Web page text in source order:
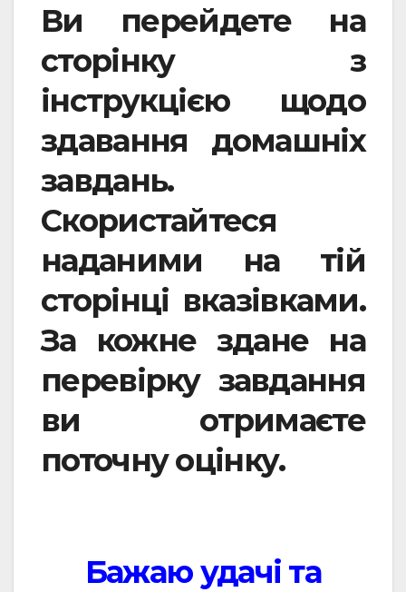
Ви перейдете на
сторінку з
інструкцією щодо
здавання домашніх
завдань.
Скористайтеся
наданими на тій
сторінці вказівками.
За кожне здане на
перевірку завдання
ви отримаєте
поточну оцінку.
Бажаю удачі та